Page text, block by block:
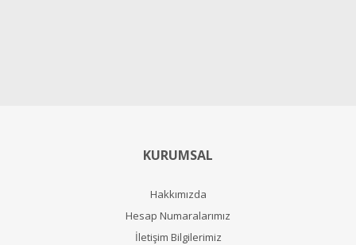
KURUMSAL
Hakkımızda
Hesap Numaralarımız
İletişim Bilgilerimiz